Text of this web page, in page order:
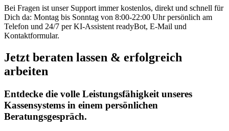
Bei Fragen ist unser Support immer kostenlos, direkt und schnell für
Dich da: Montag bis Sonntag von 8:00-22:00 Uhr persönlich am
Telefon und 24/7 per KI-Assistent readyBot, E-Mail und
Kontaktformular.
Jetzt beraten lassen & erfolgreich
arbeiten
Entdecke die volle Leistungsfähigkeit unseres
Kassensystems in einem persönlichen
Beratungsgespräch.